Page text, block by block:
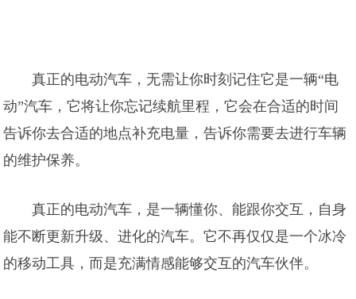
真正的电动汽车，无需让你时刻记住它是一辆“电
动”汽车，它将让你忘记续航里程，它会在合适的时间
告诉你去合适的地点补充电量，告诉你需要去进行车辆
的维护保养。
真正的电动汽车，是一辆懂你、能跟你交互，自身
能不断更新升级、进化的汽车。它不再仅仅是一个冰冷
的移动工具，而是充满情感能够交互的汽车伙伴。